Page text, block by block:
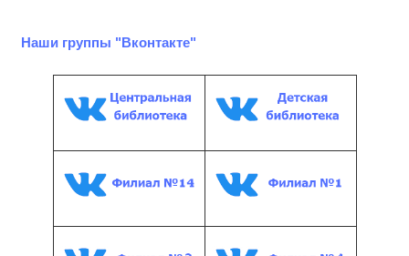
Наши группы "Вконтакте"